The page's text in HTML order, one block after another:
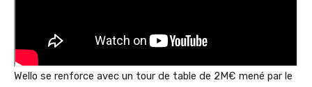
Wello se renforce avec un tour de table de 2M€ mené par le